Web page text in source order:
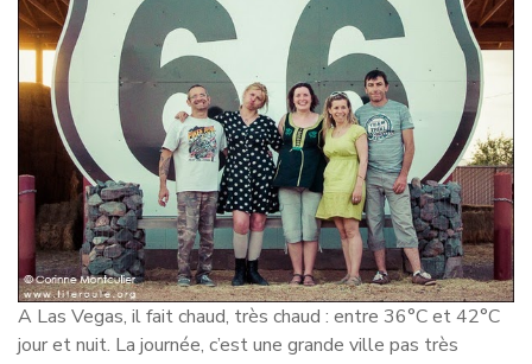
A Las Vegas, il fait chaud, très chaud : entre 36°C et 42°C
jour et nuit. La journée, c’est une grande ville pas très